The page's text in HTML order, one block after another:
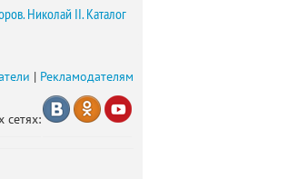
Николай II. Каталог
| Рекламодателям
сетях: